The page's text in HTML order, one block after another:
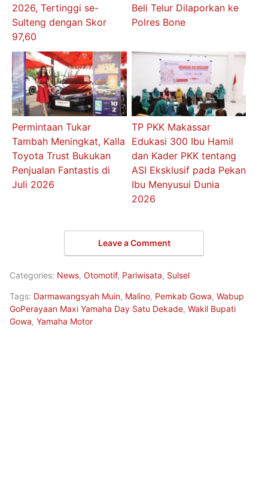
2026, Tertinggi se-
Sulteng dengan Skor
97,60
Beli Telur Dilaporkan ke
Polres Bone
Permintaan Tukar
Tambah Meningkat, Kalla
Toyota Trust Bukukan
Penjualan Fantastis di
Juli 2026
TP PKK Makassar
Edukasi 300 Ibu Hamil
dan Kader PKK tentang
ASI Eksklusif pada Pekan
Ibu Menyusui Dunia
2026
Leave a Comment
Categories: News, Otomotif, Pariwisata, Sulsel
Tags: Darmawangsyah Muin, Malino, Pemkab Gowa, Wabup
GoPerayaan Maxi Yamaha Day Satu Dekade, Wakil Bupati
Gowa, Yamaha Motor